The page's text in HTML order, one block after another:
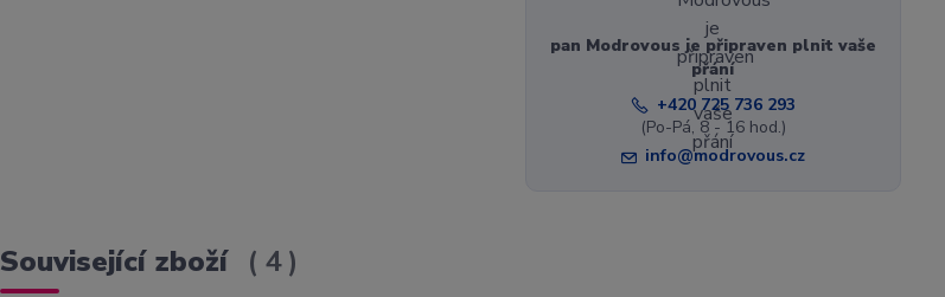
pan Modrovous je připraven plnit vaše
přání
+420 725 736 293
(Po-Pá, 8 - 16 hod.)
info@modrovous.cz
Související zboží 4